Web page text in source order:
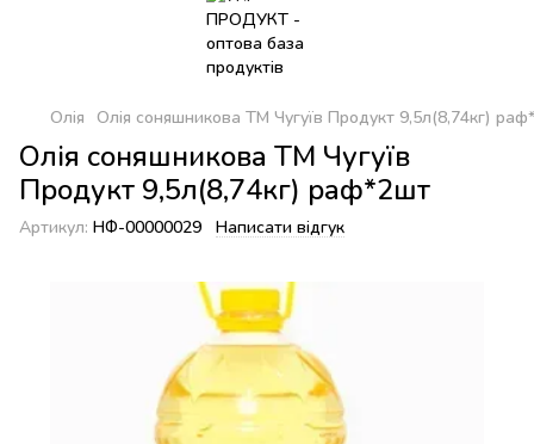
Олія Олія соняшникова ТМ Чугуїв Продукт 9,5л(8,74кг)
Олія соняшникова ТМ Чугуїв
Продукт 9,5л(8,74кг) раф*2шт
Артикул: НФ-00000029 Написати відгук